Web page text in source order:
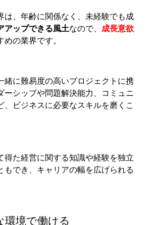
は、年齢に関係なく、未経験でも成
アップできる風土なので、 成長意欲
めの業界です。
緒に難易度の高いプロジェクトに携
ーシップや問題解決能力、コミュニ
、ビジネスに必要なスキルを磨くこ
得た経営に関する知識や経験を独立
もでき、キャリアの幅を広げられる
環境で働ける